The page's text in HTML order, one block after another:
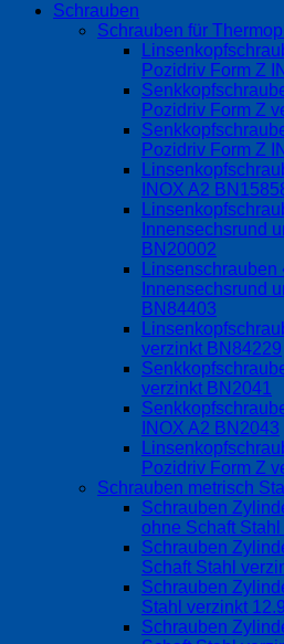
Schrauben
Schrauben für
Pozidriv Form Z
Pozidriv Form Z
Pozidriv Form Z
INOX A2
Innensechsrund
BN20002
Innensechsrund
BN84403
verzinkt BN84229
verzinkt BN2041
INOX A2 BN2043
Pozidriv Form Z
Schrauben metrisch
Schrauben
ohne Schaft
Schrauben
Schaft Stahl
Schrauben
Stahl verzinkt
Schrauben